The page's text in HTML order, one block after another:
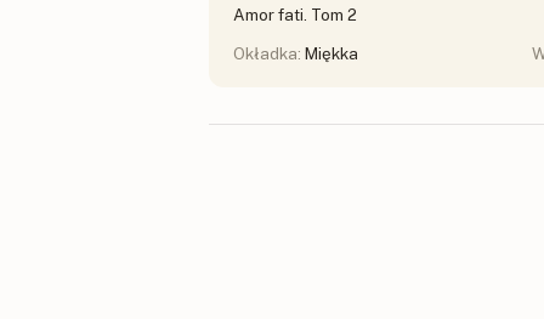
Amor fati. Tom 2
Okładka: Miękka